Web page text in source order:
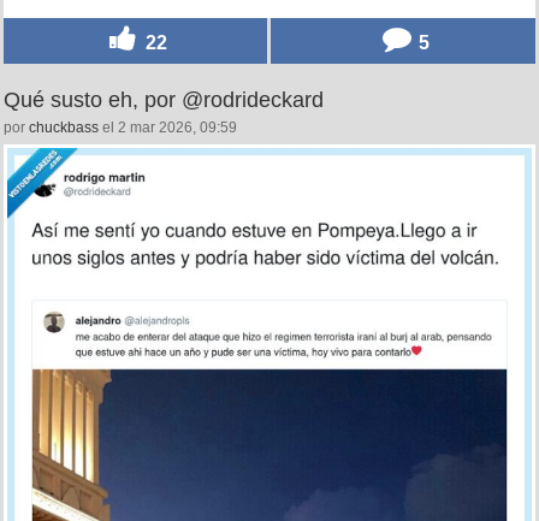
22 5
Qué susto eh, por @rodrideckard
por chuckbass el 2 mar 2026, 09:59